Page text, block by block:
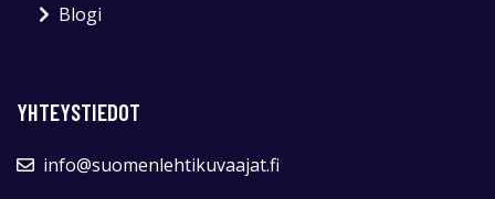
Blogi
YHTEYSTIEDOT
info@suomenlehtikuvaajat.fi